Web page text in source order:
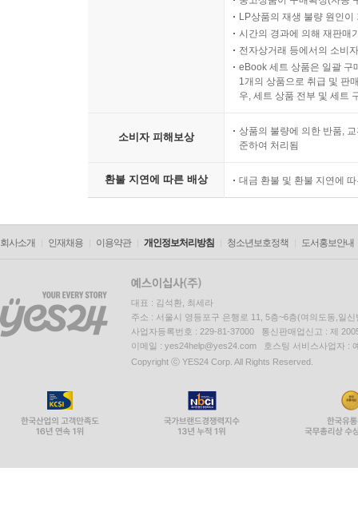
LP상품의 재생 불량 원인
시간의 경과에 의해 재판매
전자상거래 등에서의 소비
eBook 세트 상품은 일괄 구
1개의 상품으로 취급 및 판
우, 세트 상품 전부 및 세트
소비자 피해보상
상품의 불량에 의한 반품,
준하여 처리됨
환불 지연에 따른 배상 대금 환불 및 환불 지연에
회사소개 인재채용 이용약관 개인정보처리방침 청소년보호정책 도서홍보안내
대표 : 김석환, 최세라
주소 : 서울시 영등포구 은행로 11, 5층~6층(여의도동,일신
사업자등록번호 : 229-81-37000 통신판매업신고 : 제
이메일 : yes24help@yes24.com 호스팅 서비스사업자 :
Copyright ⓒ YES24 Corp. All Rights Reserved.